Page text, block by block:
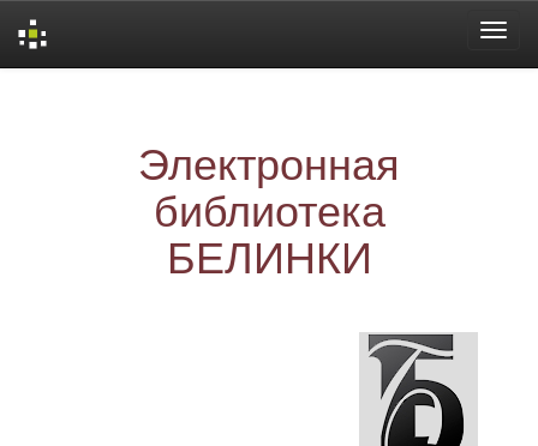
Электронная
библиотека
БЕЛИНКИ